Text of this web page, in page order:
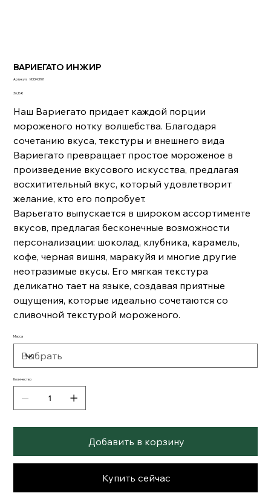
ВАРИЕГАТО ИНЖИР
Артикул:
Артикул:
M3343101
Цена
36,16 €
Наш Вариегато придает каждой порции
мороженого нотку волшебства. Благодаря
сочетанию вкуса, текстуры и внешнего вида
Вариегато превращает простое мороженое в
произведение вкусового искусства, предлагая
восхитительный вкус, который удовлетворит
желание, кто его попробует.
Варьегато выпускается в широком ассортименте
вкусов, предлагая бесконечные возможности
персонализации: шоколад, клубника, карамель,
кофе, черная вишня, маракуйя и многие другие
неотразимые вкусы. Его мягкая текстура
деликатно тает на языке, создавая приятные
ощущения, которые идеально сочетаются со
сливочной текстурой мороженого.
Масса
Количество
Добавить в корзину
Купить сейчас